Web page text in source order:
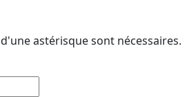
astérisque sont nécessaires.